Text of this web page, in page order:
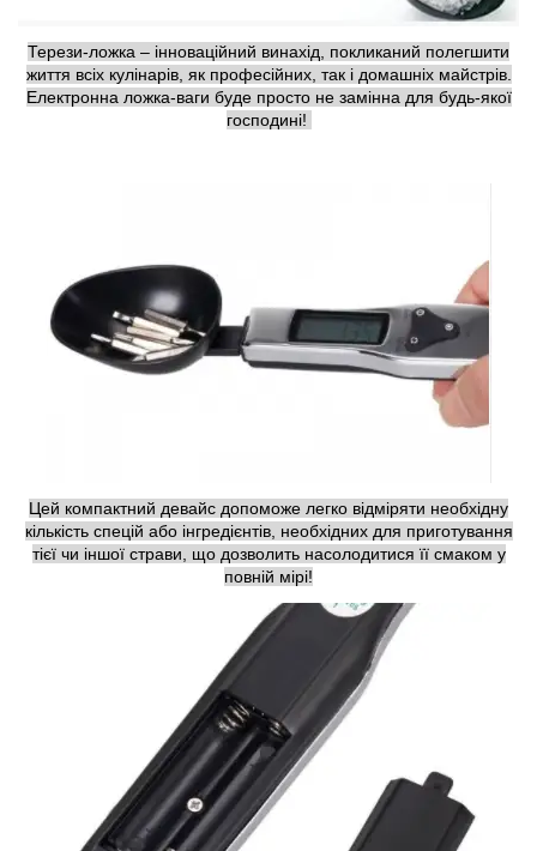
Терези-ложка – інноваційний винахід, покликаний полегшити
життя всіх кулінарів, як професійних, так і домашніх майстрів.
Електронна ложка-ваги буде просто не замінна для будь-якої
господині!
Цей компактний девайс допоможе легко відміряти необхідну
кількість спецій або інгредієнтів, необхідних для приготування
тієї чи іншої страви, що дозволить насолодитися її смаком у
повній мірі!